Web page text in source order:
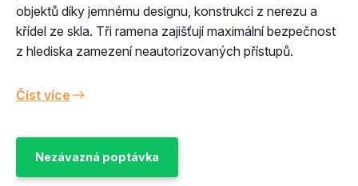
objektů díky jemnému designu, konstrukci z nerezu a
křídel ze skla. Tři ramena zajišťují maximální bezpečnost
z hlediska zamezení neautorizovaných přístupů.
Číst více
Nezávazná poptávka